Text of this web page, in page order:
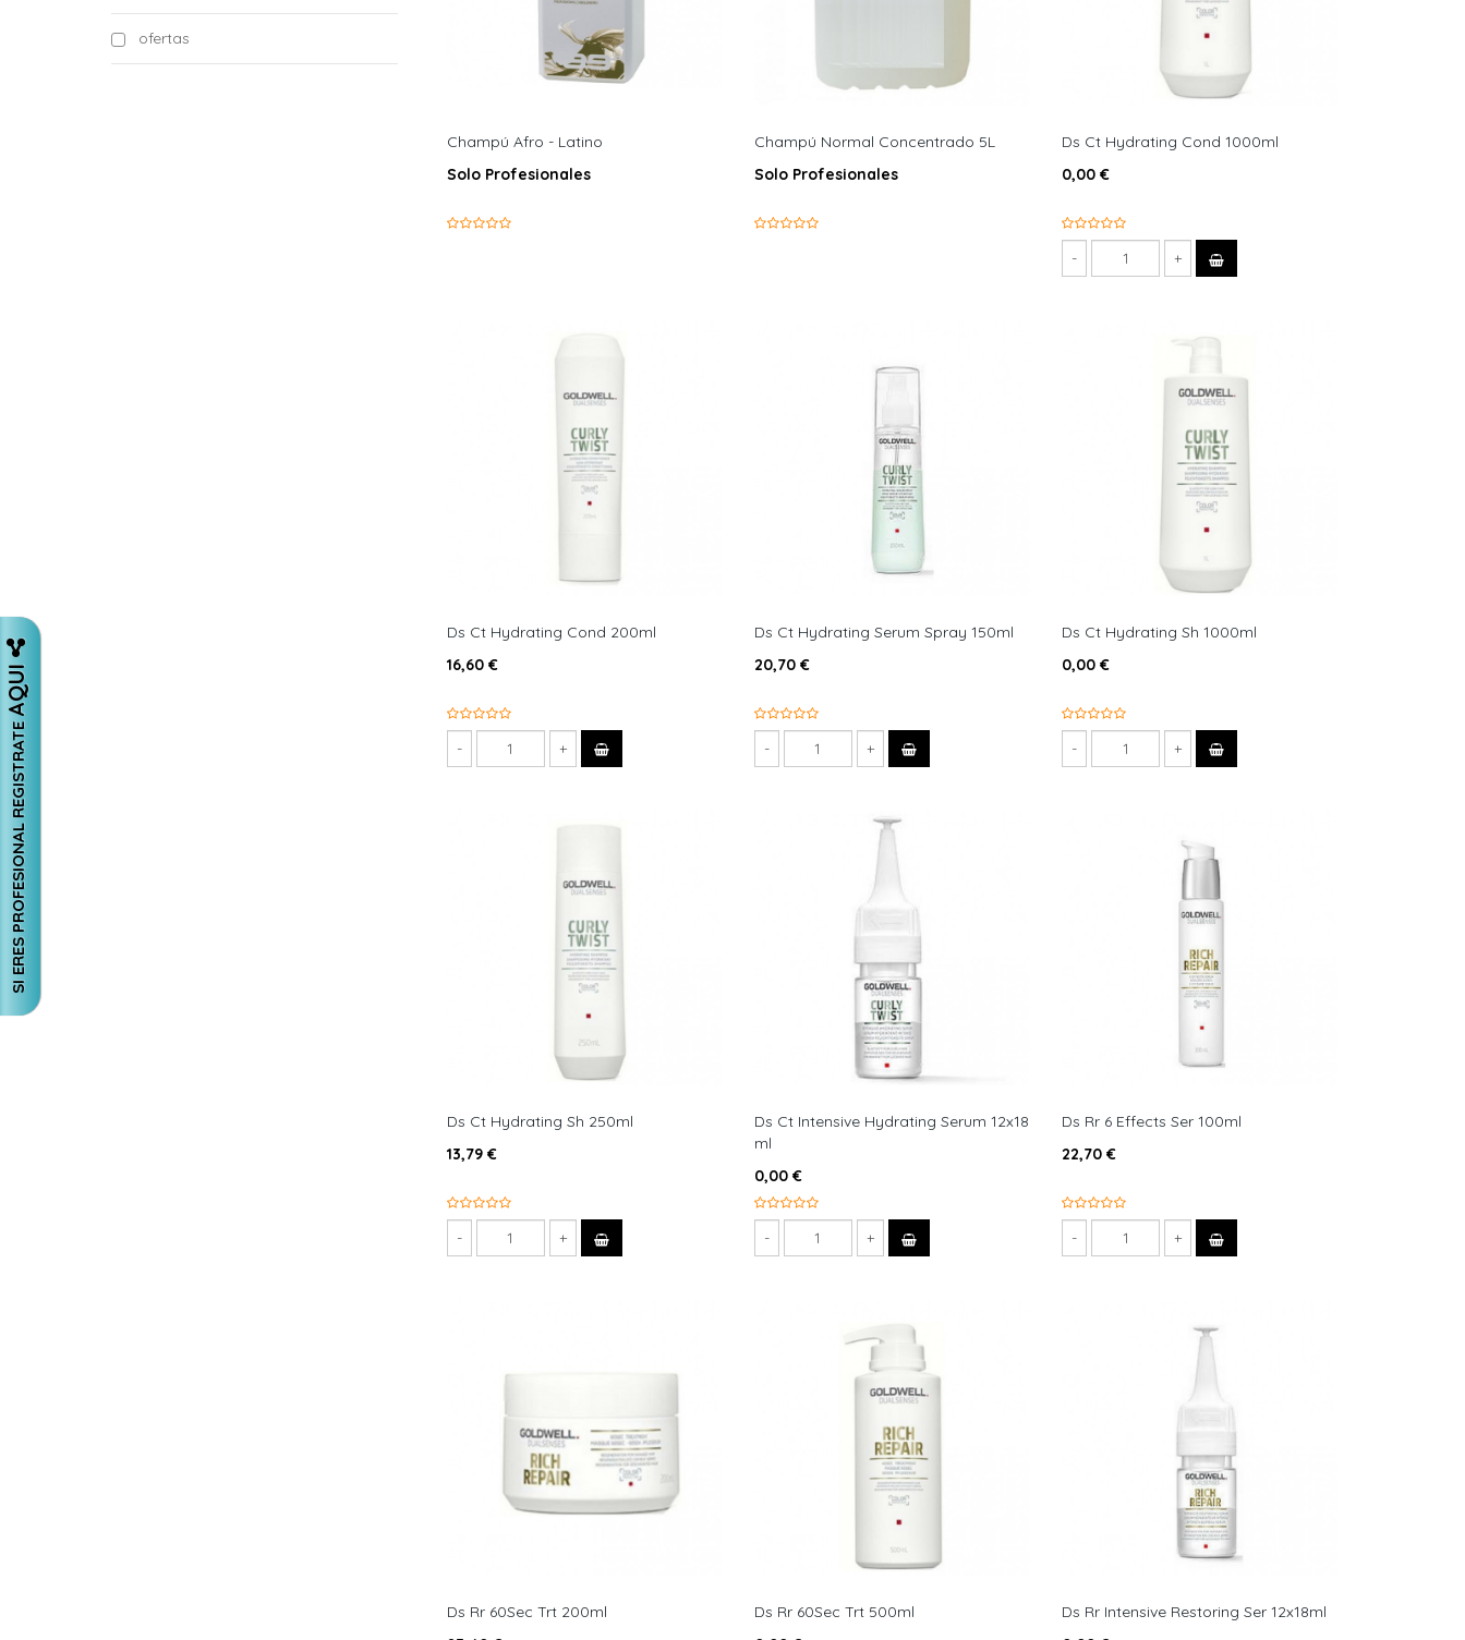
SI ERES PROFESIONAL REGISTRATE
AQUI
ofertas
Champú Afro - Latino
Solo Profesionales
Champú Normal Concentrado 5L
Solo Profesionales
Ds Ct Hydrating Cond 1000ml
0,00 €
Ds Ct Hydrating Cond 200ml
16,60 €
Ds Ct Hydrating Serum Spray 150ml
20,70 €
Ds Ct Hydrating Sh 1000ml
0,00 €
Ds Ct Hydrating Sh 250ml
13,79 €
Ds Ct Intensive Hydrating Serum 12x18
ml
0,00 €
Ds Rr 6 Effects Ser 100ml
22,70 €
Ds Rr 60Sec Trt 200ml
Ds Rr 60Sec Trt 500ml
Ds Rr Intensive Restoring Ser 12x18ml